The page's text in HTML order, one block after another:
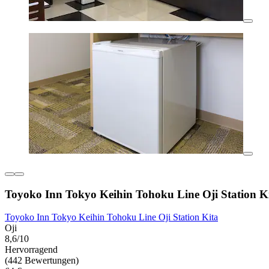
Toyoko Inn Tokyo Keihin Tohoku Line Oji Station
Toyoko Inn Tokyo Keihin Tohoku Line Oji Station Kita
Oji
8,6/10
Hervorragend
(442 Bewertungen)